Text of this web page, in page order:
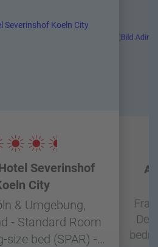
Severinshof
City
& Umgebung,
- Standard Room
size bed (SPAR) -